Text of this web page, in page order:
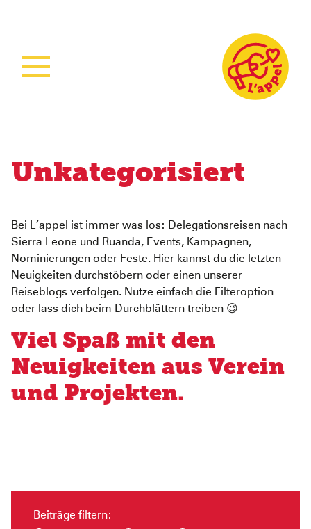
Was wir tun
Wie wir arbeiten
Woman Empowerment
Sichere Geburtshilfe
Ruanda Nursery School Feeding Project
Abgeschlossene Projekte
Über uns
Unser Team
Mitmachen
Jahresbericht
Partnerschaften
Spenden
Unkategorisiert
Bei L’appel ist immer was los: Delegationsreisen nach
Sierra Leone und Ruanda, Events, Kampagnen,
Nominierungen oder Feste. Hier kannst du die letzten
Neuigkeiten durchstöbern oder einen unserer
Reiseblogs verfolgen. Nutze einfach die Filteroption
oder lass dich beim Durchblättern treiben 😉
Viel Spaß mit den
Neuigkeiten aus Verein
und Projekten.
Beiträge filtern: